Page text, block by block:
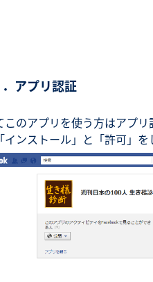
アプリ認証
このアプリを使う方はアプ
インストール」と「許可」を